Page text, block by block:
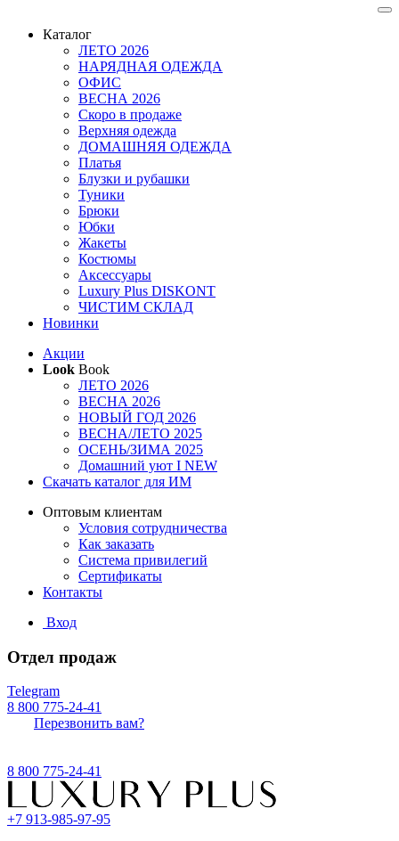
Каталог
ЛЕТО 2026
НАРЯДНАЯ ОДЕЖДА
ОФИС
ВЕСНА 2026
Скоро в продаже
Верхняя одежда
ДОМАШНЯЯ ОДЕЖДА
Платья
Блузки и рубашки
Туники
Брюки
Юбки
Жакеты
Костюмы
Аксессуары
Luxury Plus DISKONT
ЧИСТИМ СКЛАД
Новинки
Акции
Look Book
ЛЕТО 2026
ВЕСНА 2026
НОВЫЙ ГОД 2026
ВЕСНА/ЛЕТО 2025
ОСЕНЬ/ЗИМА 2025
Домашний уют I NEW
Скачать каталог для ИМ
Оптовым клиентам
Условия сотрудничества
Как заказать
Система привилегий
Сертификаты
Контакты
Вход
Отдел продаж
Telegram
8 800 775-24-41
Перезвонить вам?
8 800 775-24-41
+7 913-985-97-95